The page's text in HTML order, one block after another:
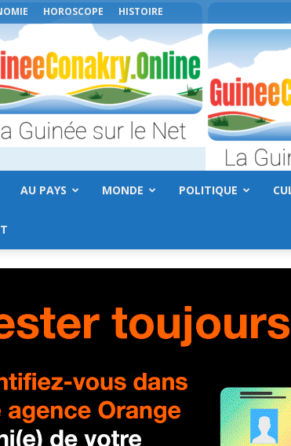
HOROSCOPE HISTOIRE
AU PAYS MONDE POLITIQUE